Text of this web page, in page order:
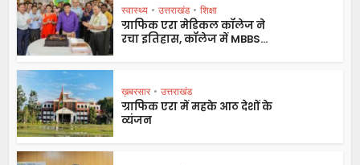
स्वास्थ्य • उत्तराखंड • शिक्षा
ग्राफिक एरा मेडिकल कॉलेज ने
रचा इतिहास, कॉलेज में MBBS...
ख़बरसार • उत्तराखंड
ग्राफिक एरा में महके आठ देशों के
व्यंजन